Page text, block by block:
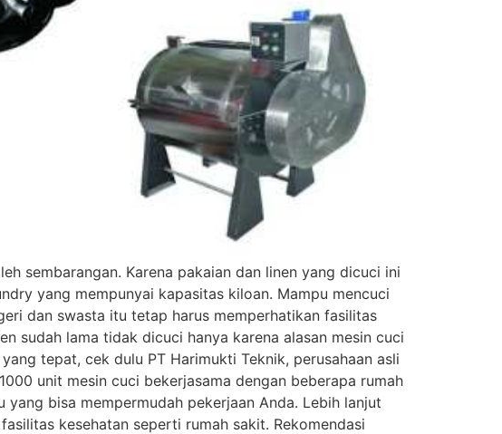
sembarangan. Karena pakaian dan linen yang dicuci ini
yang mempunyai kapasitas kiloan. Mampu mencuci
dan swasta itu tetap harus memperhatikan fasilitas
sudah lama tidak dicuci hanya karena alasan mesin cuci
tepat, cek dulu PT Harimukti Teknik, perusahaan asli
unit mesin cuci bekerjasama dengan beberapa rumah
bisa mempermudah pekerjaan Anda. Lebih lanjut
kesehatan seperti rumah sakit. Rekomendasi